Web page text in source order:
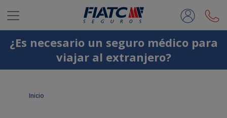
Saltar al contenido principal
¿Es necesario un seguro médico para
viajar al extranjero?
Inicio